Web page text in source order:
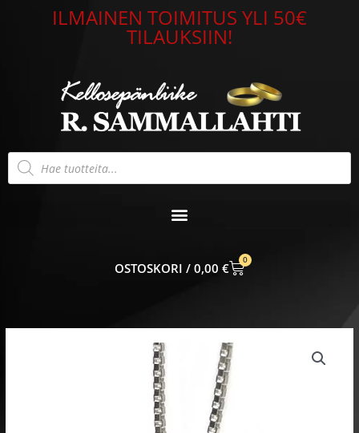
ILMAINEN TOIMITUS YLI 50€
TILAUKSIIN!
Products
search
0,00 €
0
CART